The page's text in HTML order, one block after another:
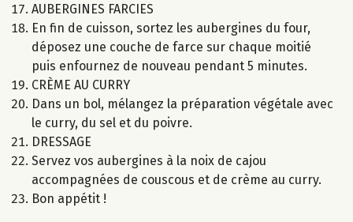
AUBERGINES FARCIES
En fin de cuisson, sortez les aubergines du four,
déposez une couche de farce sur chaque moitié
puis enfournez de nouveau pendant 5 minutes.
CRÈME AU CURRY
Dans un bol, mélangez la préparation végétale avec
le curry, du sel et du poivre.
DRESSAGE
Servez vos aubergines à la noix de cajou
accompagnées de couscous et de crème au curry.
Bon appétit !